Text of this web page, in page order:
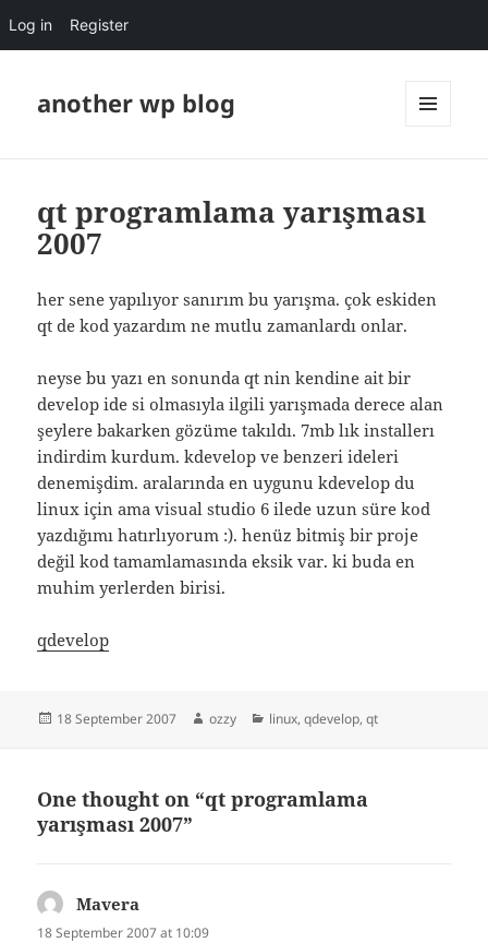
Log in Register
another wp blog
qt programlama yarışması
2007
her sene yapılıyor sanırım bu yarışma. çok eskiden
qt de kod yazardım ne mutlu zamanlardı onlar.
neyse bu yazı en sonunda qt nin kendine ait bir
develop ide si olmasıyla ilgili yarışmada derece alan
şeylere bakarken gözüme takıldı. 7mb lık installerı
indirdim kurdum. kdevelop ve benzeri ideleri
denemişdim. aralarında en uygunu kdevelop du
linux için ama visual studio 6 ilede uzun süre kod
yazdığımı hatırlıyorum :). henüz bitmiş bir proje
değil kod tamamlamasında eksik var. ki buda en
muhim yerlerden birisi.
qdevelop
Posted
18 September 2007 Author
ozzy Categories
linux,qdevelop,qt
One thought on “qt programlama
yarışması 2007”
Mavera
18 September 2007 at 10:09